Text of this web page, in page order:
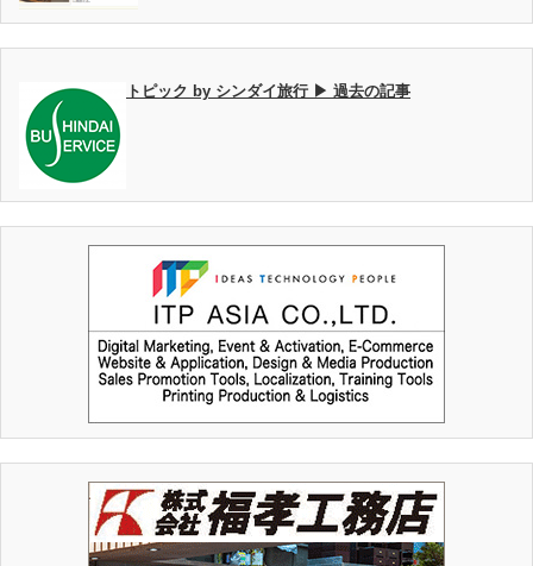
トピック by シンダイ旅行 ▶ 過去の記事